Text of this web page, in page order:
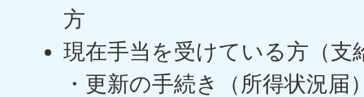
方
現在手当を受けている方（支
・更新の手続き（所得状況届